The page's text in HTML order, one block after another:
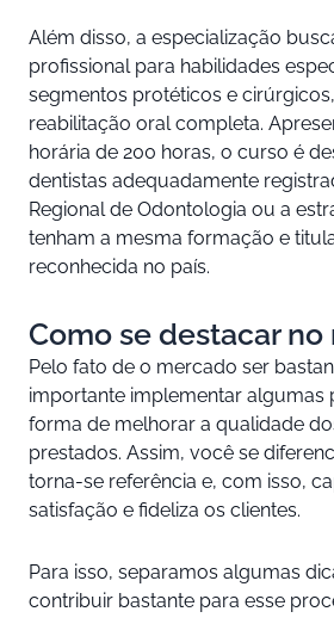
Além disso, a especialização
profissional para habilidades
segmentos protéticos e
reabilitação oral completa.
horária de 200 horas, o curso é
dentistas adequadamente
Regional de Odontologia ou a
tenham a mesma formação e
reconhecida no país.
Como se destacar
Pelo fato de o mercado ser
importante implementar algumas
forma de melhorar a qualidade
prestados. Assim, você se
torna-se referência e, com isso,
satisfação e fideliza os clientes.
Para isso, separamos algumas
contribuir bastante para esse